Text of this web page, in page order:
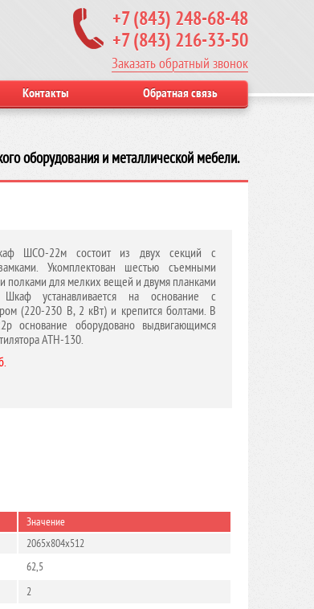
+7 (843) 248-68-48
+7 (843) 216-33-50
Заказать обратный звонок
Контакты Обратная связь
оборудования и металлической мебели.
ШСО-22м состоит из двух секций с
Укомплектован шестью съемными
полками для мелких вещей и двумя планками
устанавливается на основание с
(220-230 В, 2 кВт) и крепится болтами. В
основание оборудовано выдвигающимся
АТН-130.
Значение
2065x804x512
62,5
2